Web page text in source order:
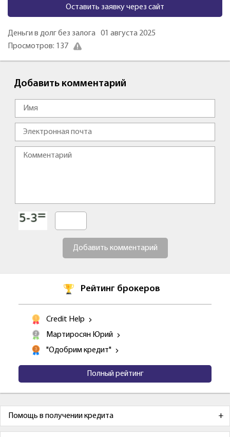
Оставить заявку через сайт
Деньги в долг без залога
01 августа 2025
Просмотров: 137
Добавить комментарий
Добавить комментарий
Рейтинг брокеров
Credit Help
Мартиросян Юрий
"Одобрим кредит"
Полный рейтинг
Помощь в получении кредита